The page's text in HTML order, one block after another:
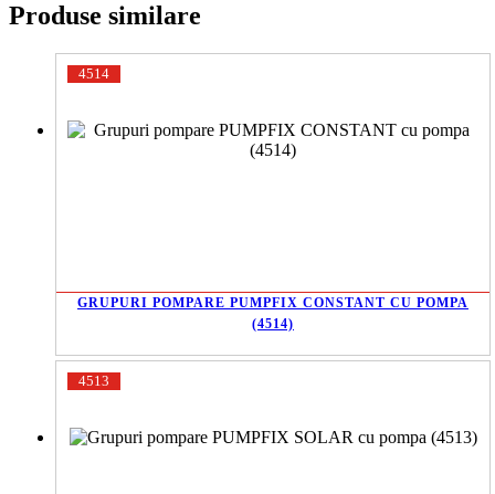
Produse similare
4514
GRUPURI POMPARE PUMPFIX CONSTANT CU POMPA
(4514)
4513